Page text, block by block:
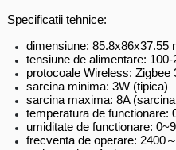
Specificatii tehnice:
dimensiune: 85.8x86x37.55
tensiune de alimentare:
protocoale Wireless: Zigbee
sarcina minima: 3W (tipica)
sarcina maxima: 8A
temperatura de functionare:
umiditate de functionare:
frecventa de operare: 2400